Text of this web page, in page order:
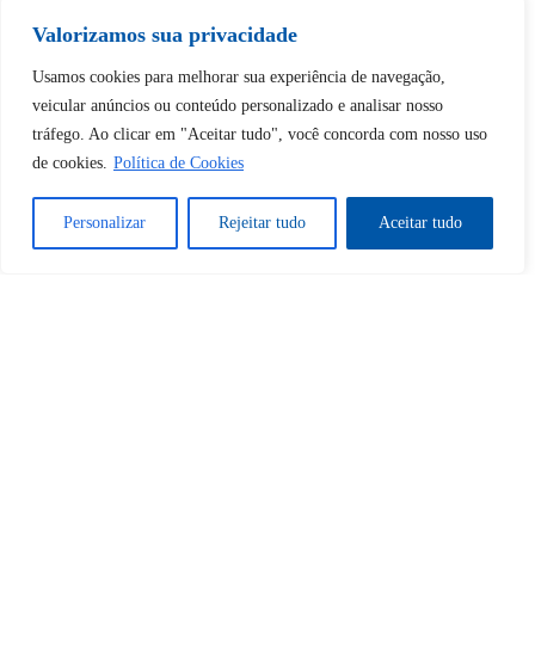
Valorizamos sua privacidade
Usamos cookies para melhorar sua experiência de navegação,
veicular anúncios ou conteúdo personalizado e analisar nosso
tráfego. Ao clicar em "Aceitar tudo", você concorda com nosso uso
de cookies. Política de Cookies
Personalizar Rejeitar tudo Aceitar tudo
Tem certeza de que deseja
Desbloquear esquerda : 0
Sim Não